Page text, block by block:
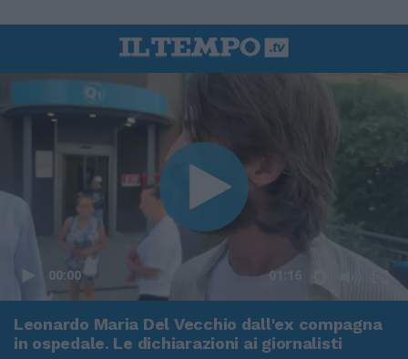
00:00 01:16
Leonardo Maria Del Vecchio dall'ex compagna
in ospedale. Le dichiarazioni ai giornalisti